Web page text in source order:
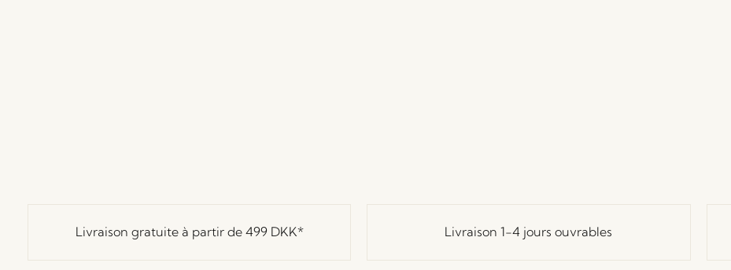
Livraison gratuite à partir de 499 DKK* Livraison 1-4 jours ouvrables